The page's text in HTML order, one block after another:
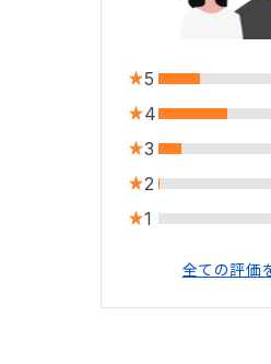
5
4
3
2
1
全ての評価